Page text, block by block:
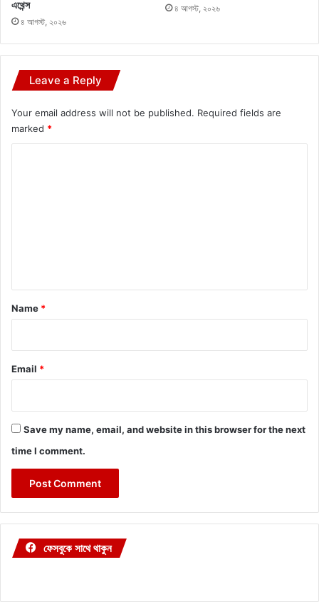
এথেন্স
৪ আগস্ট, ২০২৬
৪ আগস্ট, ২০২৬
Leave a Reply
Your email address will not be published. Required fields are
marked *
*
Name *
Email *
Save my name, email, and website in this browser for the next
time I comment.
ফেসবুকে সাথে থাকুন